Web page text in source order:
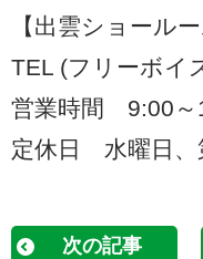
【出雲ショール
TEL (フリーボイ
営業時間 9:00～
定休日 水曜日、
次の記事